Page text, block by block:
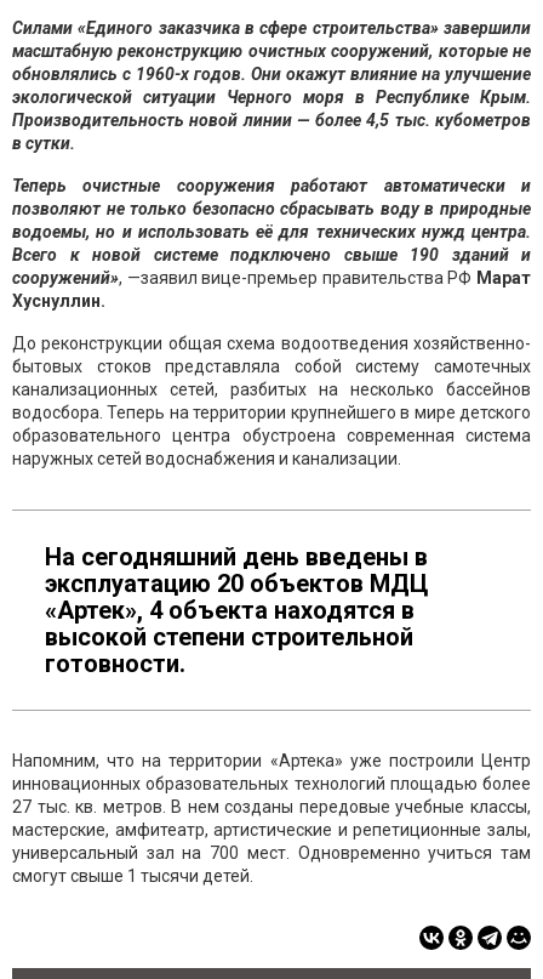
Силами «Единого заказчика в сфере строительства» завершили
масштабную реконструкцию очистных сооружений, которые не
обновлялись с 1960-х годов. Они окажут влияние на улучшение
экологической ситуации Черного моря в Республике Крым.
Производительность новой линии — более 4,5 тыс. кубометров
в сутки.
Теперь очистные сооружения работают автоматически и
позволяют не только безопасно сбрасывать воду в природные
водоемы, но и использовать её для технических нужд центра.
Всего к новой системе подключено свыше 190 зданий и
сооружений», —заявил вице-премьер правительства РФ Марат
Хуснуллин.
До реконструкции общая схема водоотведения хозяйственно-
бытовых стоков представляла собой систему самотечных
канализационных сетей, разбитых на несколько бассейнов
водосбора. Теперь на территории крупнейшего в мире детского
образовательного центра обустроена современная система
наружных сетей водоснабжения и канализации.
На сегодняшний день введены в
эксплуатацию 20 объектов МДЦ
«Артек», 4 объекта находятся в
высокой степени строительной
готовности.
Напомним, что на территории «Артека» уже построили Центр
инновационных образовательных технологий площадью более
27 тыс. кв. метров. В нем созданы передовые учебные классы,
мастерские, амфитеатр, артистические и репетиционные залы,
универсальный зал на 700 мест. Одновременно учиться там
смогут свыше 1 тысячи детей.